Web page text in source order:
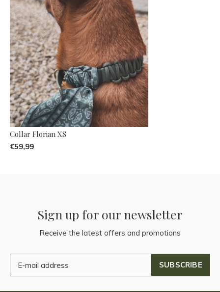
Collar Florian XS
€59,99
Sign up for our newsletter
Receive the latest offers and promotions
SUBSCRIBE